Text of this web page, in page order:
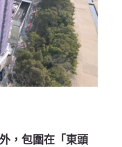
，包圍在「東頭